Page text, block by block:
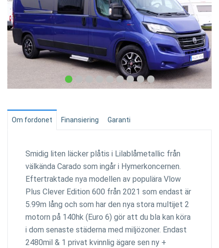
Om fordonet Finansiering Garanti
Smidig liten läcker plåtis i Lilablåmetallic från
välkända Carado som ingår i Hymerkoncernen.
Eftertraktade nya modellen av populära Vlow
Plus Clever Edition 600 från 2021 som endast är
5.99m lång och som har den nya stora multijet 2
motorn på 140hk (Euro 6) gör att du bla kan köra
i dom senaste städerna med miljözoner. Endast
2480mil & 1 privat kvinnlig ägare sen ny +